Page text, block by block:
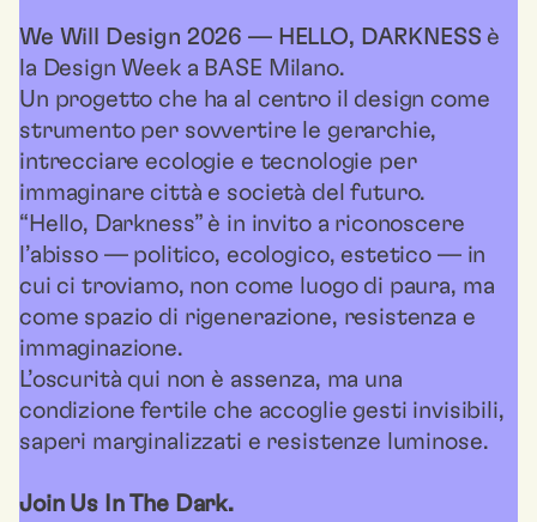
We Will Design 2026 — HELLO, DARKNESS è
la Design Week a BASE Milano.
Un progetto che ha al centro il design come
strumento per sovvertire le gerarchie,
intrecciare ecologie e tecnologie per
immaginare città e società del futuro.
“Hello, Darkness” è in invito a riconoscere
l’abisso — politico, ecologico, estetico — in
cui ci troviamo, non come luogo di paura, ma
come spazio di rigenerazione, resistenza e
immaginazione.
L’oscurità qui non è assenza, ma una
condizione fertile che accoglie gesti invisibili,
saperi marginalizzati e resistenze luminose.
Join Us In The Dark.